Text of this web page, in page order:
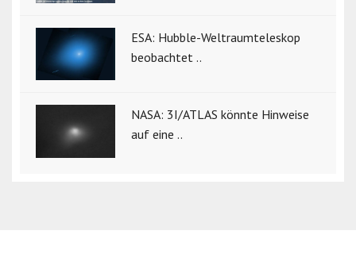
ESA: Hubble-Weltraumteleskop
beobachtet ..
NASA: 3I/ATLAS könnte Hinweise
auf eine ..